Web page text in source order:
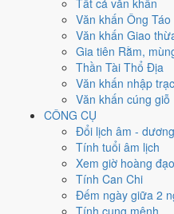
Văn khấn Ông Táo
Văn khấn Giao
Gia tiên Rằm,
Thần Tài Thổ Địa
Văn khấn nhập
Văn khấn cúng giỗ
CÔNG CỤ
Đổi lịch âm - dương
Tính tuổi âm lịch
Xem giờ hoàng đạo
Tính Can Chi
Đếm ngày giữa 2
Tính cung mệnh
đạo nên điểm từng việc chênh
Cưới hỏi - đính hôn
Trung bình
Cưới hỏi - đính hôn hôm
Ngày Hoàng Đạo , nhưng
Cách tính ngày tốt
🏪
Khai trương - mở cửa hàng
Trung bình
Khai trương - mở cửa hàng
nhờ hợpNgày Hoàng Đạo,
Cách tính ngày tốt
Ký hợp đồng - giao ước